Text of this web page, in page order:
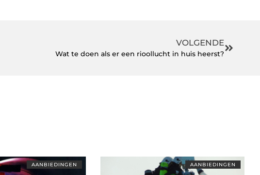
VOLGENDE
Wat te doen als er een rioollucht in huis heerst?
AANBIEDINGEN AANBIEDINGEN